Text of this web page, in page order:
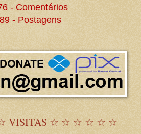
- Comentários
- Postagens
☆ ☆ ☆ ☆ ☆ ☆